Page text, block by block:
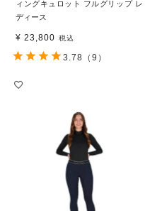
ィングキュロット フルグリップ レ
ディース
¥ 23,800 税込
3.78 （9）